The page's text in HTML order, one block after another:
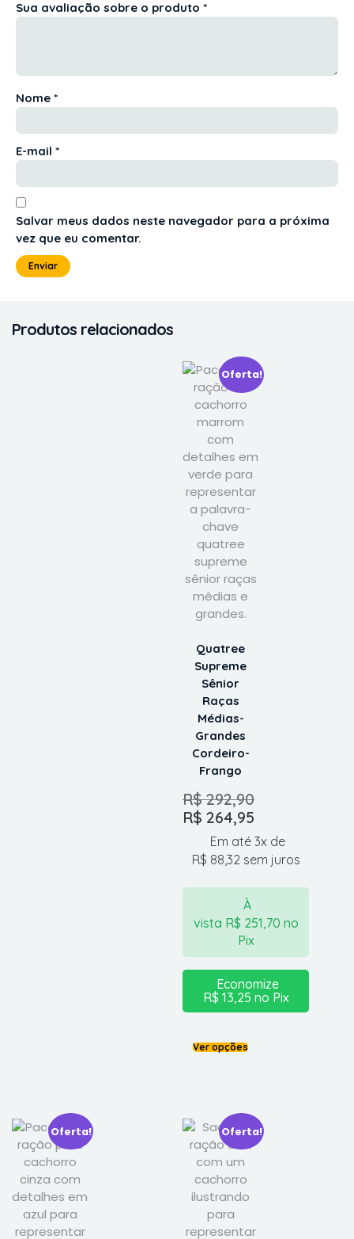
Sua avaliação sobre o produto *
Nome *
E-mail *
Salvar meus dados neste navegador para a próxima
vez que eu comentar.
Produtos relacionados
Oferta!
Quatree
Supreme
Sênior
Raças
Médias-
Grandes
Cordeiro-
Frango
R$292,90
R$ 264,95
Em até 3x de
R$ 88,32sem juros
À
vista R$ 251,70 no
Pix
Economize
R$ 13,25 no Pix
Ver opções
Oferta! Oferta!